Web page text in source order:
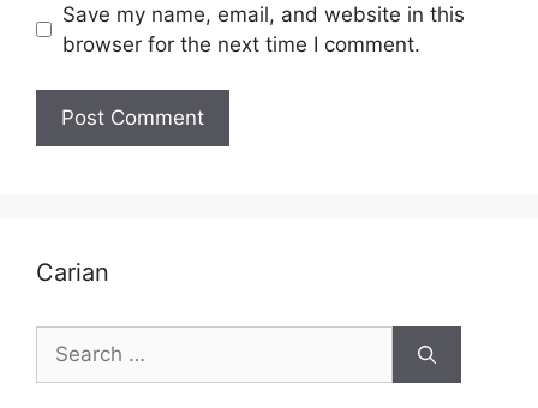
Save my name, email, and website in this
browser for the next time I comment.
Carian
Search
for: